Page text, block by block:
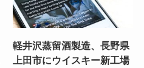
軽井沢蒸留酒製造、長野県
上田市にウイスキー新工場